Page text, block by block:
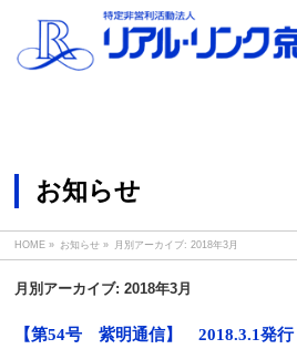
お知らせ
HOME » お知らせ » 月別アーカイブ: 2018年3月
月別アーカイブ: 2018年3月
【第54号 紫明通信】 2018.3.1発行